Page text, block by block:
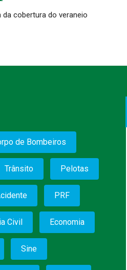
cobertura do veraneio
de Bombeiros
Trânsito Pelotas
PRF
Civil Economia
Sine